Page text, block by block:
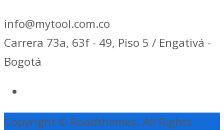
info@mytool.com.co
Carrera 73a, 63f - 49, Piso 5 / Engativá -
Bogotá
Copyright © Roadthemes. All Rights